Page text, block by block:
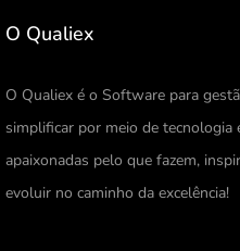
O Qualiex
O Qualiex é o Software para
simplificar por meio de tecnologia
apaixonadas pelo que fazem,
evoluir no caminho da excelência!